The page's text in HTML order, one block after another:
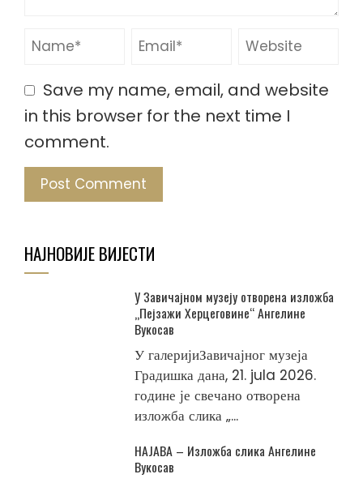
Save my name, email, and website
in this browser for the next time I
comment.
НАЈНОВИЈЕ ВИЈЕСТИ
У Завичајном музеју отворена изложба
„Пејзажи Херцеговине“ Ангелине
Вукосав
У галеријиЗавичајног музеја
Градишка дана, 21. jula 2026.
године је свечано отворена
изложба слика „...
НАЈАВА – Изложба слика Ангелине
Вукосав